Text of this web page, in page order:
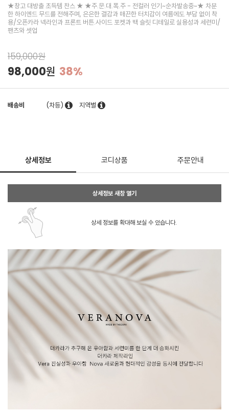
★창고 대방출 초득템 찬스 ★ ★주.문.대.폭.주 - 전컬러 인기~순차발송중~★ 차분
한 하이엔드 무드를 전해주며, 은은한 결감과 매끈한 터치감이 여름에도 부담 없이 착
용/오픈카라 넥라인과 프론트 버튼.사이드 포켓과 백 슬릿 디테일로 실용성과 세련미/
팬츠와 셋업
159,000원
98,000원 38%
배송비 (차등) 지역별
상세정보 코디상품 주문안내
상세정보 새창 열기
상세 정보를 확대해 보실 수 있습니다.